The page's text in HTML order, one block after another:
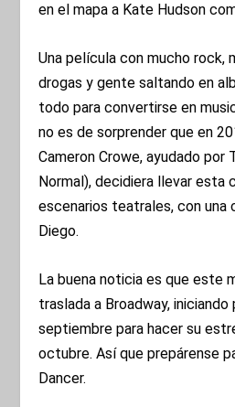
en el mapa a Kate Hudson
Una película con mucho rock,
drogas y gente saltando en
todo para convertirse en
no es de sorprender que en
Cameron Crowe, ayudado
Normal), decidiera llevar esta
escenarios teatrales, con una
Diego.
La buena noticia es que este
traslada a Broadway,
septiembre para hacer su
octubre. Así que prepárense
Dancer.